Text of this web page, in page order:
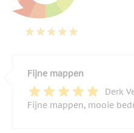
Fijne mappen
Derk
Fijne mappen, mooie